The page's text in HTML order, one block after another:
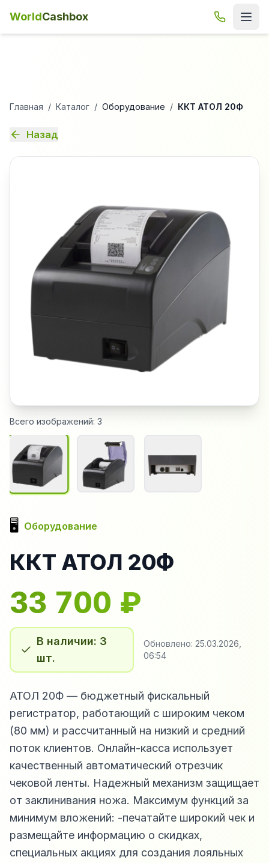
WorldCashbox
Главная / Каталог / Оборудование / ККТ АТОЛ 20Ф
Назад
Всего изображений: 3
🖥️ Оборудование
ККТ АТОЛ 20Ф
33 700 ₽
В наличии: 3
шт.
Обновлено: 25.03.2026,
06:54
АТОЛ 20Ф — бюджетный фискальный
регистратор, работающий с широким чеком
(80 мм) и рассчитанный на низкий и средний
поток клиентов. Онлайн-касса использует
качественный автоматический отрезчик
чековой ленты. Надежный механизм защищает
от заклинивания ножа. Максимум функций за
минимум вложений: -печатайте широкий чек и
размещайте информацию о скидках,
специальных акциях для создания лояльных